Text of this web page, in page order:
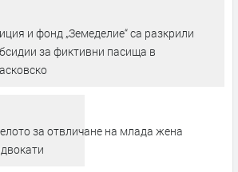
и фонд „Земеделие“ са разкрили
за фиктивни пасища в
за отвличане на млада жена